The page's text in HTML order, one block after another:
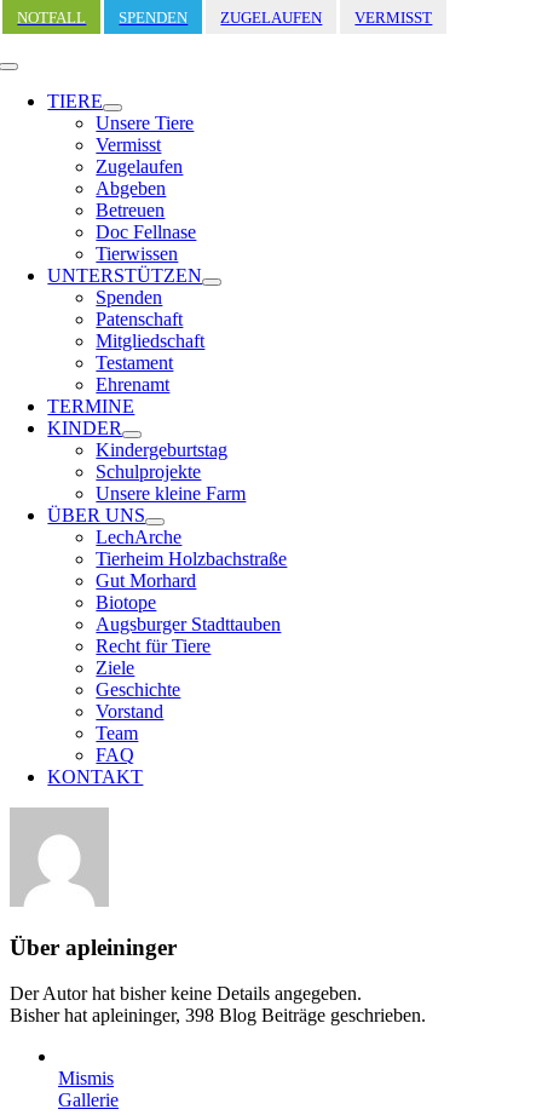
Zum
Inhalt
springen
NOTFALL SPENDEN ZUGELAUFEN VERMISST
Toggle
Navigation
TIERE
Unsere Tiere
Vermisst
Zugelaufen
Abgeben
Betreuen
Doc Fellnase
Tierwissen
UNTERSTÜTZEN
Spenden
Patenschaft
Mitgliedschaft
Testament
Ehrenamt
TERMINE
KINDER
Kindergeburtstag
Schulprojekte
Unsere kleine Farm
ÜBER UNS
LechArche
Tierheim Holzbachstraße
Gut Morhard
Biotope
Augsburger Stadttauben
Recht für Tiere
Ziele
Geschichte
Vorstand
Team
FAQ
KONTAKT
Über apleininger
Der Autor hat bisher keine Details angegeben.
Bisher hat apleininger, 398 Blog Beiträge geschrieben.
Mismis
Gallerie